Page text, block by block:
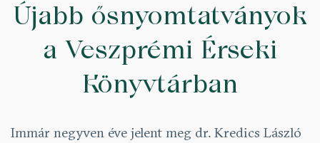
tartalomra
Újabb ősnyomtatványok
a Veszprémi Érseki
Könyvtárban
Immár negyven éve jelent meg dr. Kredics László